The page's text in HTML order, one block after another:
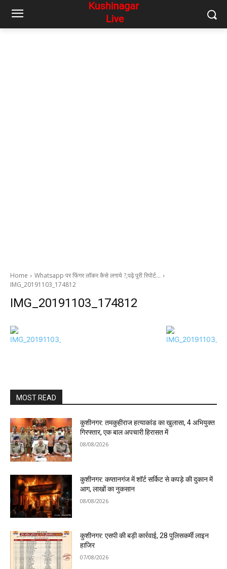
Home
Whatsapp पर फिंगर लॉकर कैसे लगाये ?,पढ़े पूरी रिपोर्ट…
IMG_20191103_174812
IMG_20191103_174812
MOST READ
कुशीनगर: तमकुहीराज हत्याकांड का खुलासा, 4 अभियुक्त
गिरफ्तार, एक बाल अपचारी हिरासत में
08/08/2026
कुशीनगर: कप्तानगंज में शॉर्ट सर्किट से कपड़े की दुकान में
आग, लाखों का नुकसान
08/08/2026
कुशीनगर: एसपी की बड़ी कार्रवाई, 28 पुलिसकर्मी लाइन
हाजिर
07/08/2026